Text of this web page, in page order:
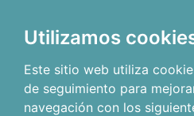
Utilizamos
Este sitio web utiliza
de seguimiento para
navegación con los